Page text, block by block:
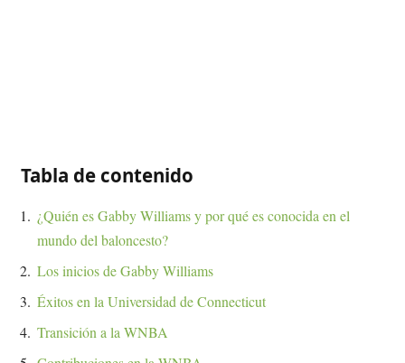
Tabla de contenido
¿Quién es Gabby Williams y por qué es conocida en el
mundo del baloncesto?
Los inicios de Gabby Williams
Éxitos en la Universidad de Connecticut
Transición a la WNBA